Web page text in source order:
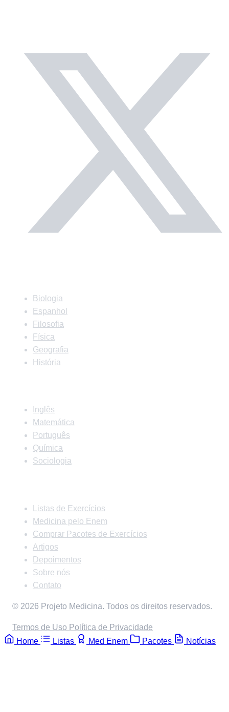
Biologia
Espanhol
Filosofia
Física
Geografia
História
Inglês
Matemática
Português
Química
Sociologia
Listas de Exercícios
Medicina pelo Enem
Comprar Pacotes de Exercícios
Artigos
Depoimentos
Sobre nós
Contato
© 2026 Projeto Medicina. Todos os direitos reservados.
Termos de Uso Política de Privacidade
Home
Listas Med Enem Pacotes Notícias